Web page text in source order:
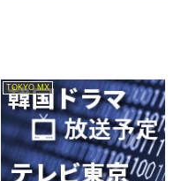
TOKYO MX